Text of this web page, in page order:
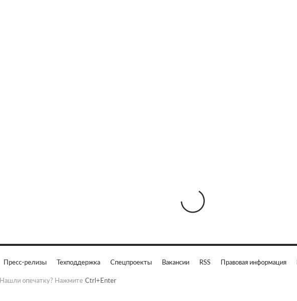
Пресс-релизы Техподдержка Спецпроекты Вакансии RSS Правовая информация
Нашли опечатку? Нажмите Ctrl+Enter